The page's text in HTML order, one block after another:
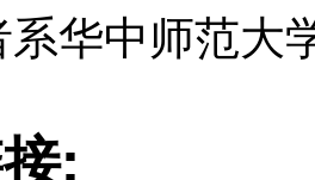
华中师范大
: